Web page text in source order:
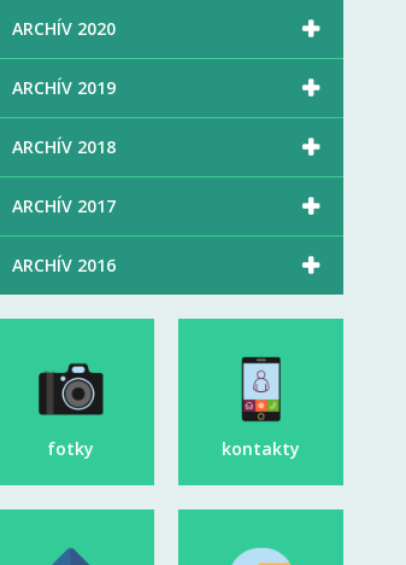
ARCHÍV 2020 
ARCHÍV 2019 
ARCHÍV 2018 
ARCHÍV 2017 
ARCHÍV 2016 
fotky kontakty